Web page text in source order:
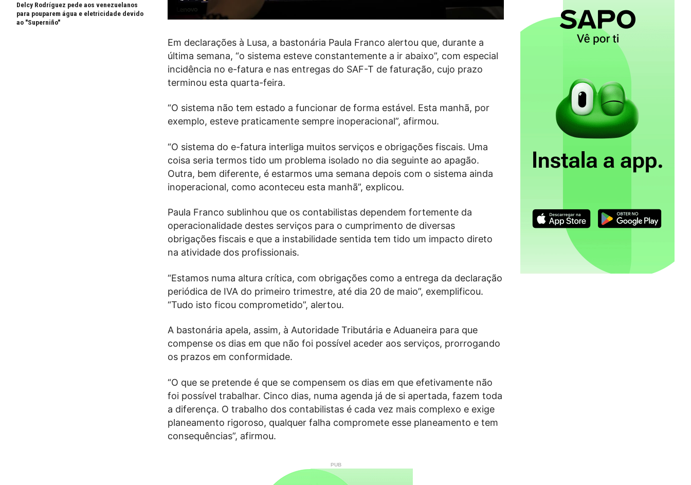
Delcy Rodríguez pede aos venezuelanos
para pouparem água e eletricidade devido
ao "Superniño"
Em declarações à Lusa, a bastonária Paula Franco alertou que, durante a
última semana, “o sistema esteve constantemente a ir abaixo”, com especial
incidência no e-fatura e nas entregas do SAF-T de faturação, cujo prazo
terminou esta quarta-feira.
“O sistema não tem estado a funcionar de forma estável. Esta manhã, por
exemplo, esteve praticamente sempre inoperacional”, afirmou.
“O sistema do e-fatura interliga muitos serviços e obrigações fiscais. Uma
coisa seria termos tido um problema isolado no dia seguinte ao apagão.
Outra, bem diferente, é estarmos uma semana depois com o sistema ainda
inoperacional, como aconteceu esta manhã”, explicou.
Paula Franco sublinhou que os contabilistas dependem fortemente da
operacionalidade destes serviços para o cumprimento de diversas
obrigações fiscais e que a instabilidade sentida tem tido um impacto direto
na atividade dos profissionais.
“Estamos numa altura crítica, com obrigações como a entrega da declaração
periódica de IVA do primeiro trimestre, até dia 20 de maio”, exemplificou.
“Tudo isto ficou comprometido”, alertou.
A bastonária apela, assim, à Autoridade Tributária e Aduaneira para que
compense os dias em que não foi possível aceder aos serviços, prorrogando
os prazos em conformidade.
“O que se pretende é que se compensem os dias em que efetivamente não
foi possível trabalhar. Cinco dias, numa agenda já de si apertada, fazem toda
a diferença. O trabalho dos contabilistas é cada vez mais complexo e exige
planeamento rigoroso, qualquer falha compromete esse planeamento e tem
consequências”, afirmou.